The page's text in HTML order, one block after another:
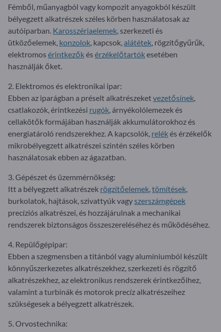
Fémből, műanyagból vagy kompozit anyagokból készült
bélyegzett alkatrészek széles körben használatosak az
autóiparban. Karosszériaelemek, szerkezeti és
ütközőelemek, konzolok, kapcsok,alátétek, rögzítőgyűrűk,
elektromos érintkezőkés érzékelőtartókesetében
használják őket.
2. Elektromos és elektronikai ipar:
Ebben az iparágban a préselt alkatrészeketvezetősínek,
csatlakozók, érintkezési rugók, árnyékolólemezek és
cellakötők formájában használják akkumulátorokhoz és
energiatároló rendszerekhez. A kapcsolók, relékés érzékelők
mikrobélyegzett alkatrészei szintén széles körben
használatosak ebben az ágazatban.
3. Gépészet és üzemmérnökség:
Itt a bélyegzett alkatrészek rögzítőelemek,tömítések,
burkolatok, hajtások, szivattyúk vagyszerszámgépek
precíziós alkatrészei, és hozzájárulnak a mechanikai
rendszerek biztonságos összeszereléséhez és működéséhez.
4. Repülőgépipar:
Ebben a szegmensben a titánból vagy alumíniumból készült
könnyűszerkezetes alkatrészekhez, szerkezeti és rögzítő
alkatrészekhez, az elektronikus rendszerek érintkezőihez,
valamint a turbinák és motorok precíz alkatrészeihez
szükségesek a bélyegzett alkatrészek.
5. Orvostechnika: